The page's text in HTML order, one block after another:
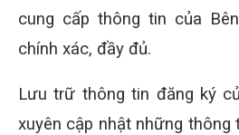
cung cấp thông tin của
chính xác, đầy đủ.
Lưu trữ thông tin đăng ký
xuyên cập nhật những thông